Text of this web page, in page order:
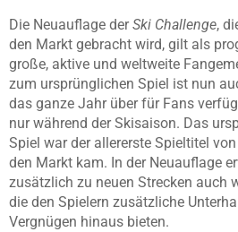
Die Neuauflage derSki Challenge,
den Markt gebracht wird, gilt als
große, aktive und weltweite
zum ursprünglichen Spiel ist nun
das ganze Jahr über für Fans
nur während der Skisaison. Das
Spiel war der allererste Spieltitel
den Markt kam. In der Neuauflage
zusätzlich zu neuen Strecken auch
die den Spielern zusätzliche
Vergnügen hinaus bieten.